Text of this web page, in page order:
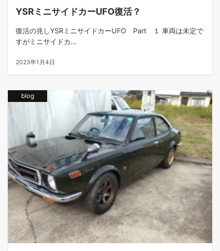
YSRミニサイドカーUFO復活？
復活の兆しYSRミニサイドカーUFO Part １ 車両は未定で
すがミニサイドカ...
2023年1月4日
blog